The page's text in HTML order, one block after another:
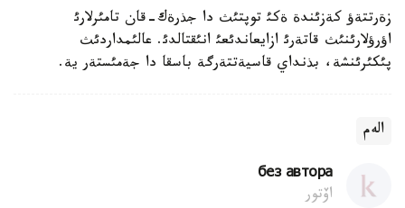
زةرتتةؤ كةزئندة ةكئ توپتئث دا جذرةك-قان تامئرلارئ
اؤرؤلارئنئث قاتةرئ ازايعاندئعئ انئقتالدئ. عالئمداردئث
پئكئرئنشة، بذنداي قاسيةتتةرگة باسقا دا جةمئستةر ية.
الەم
без автора
اۆتور